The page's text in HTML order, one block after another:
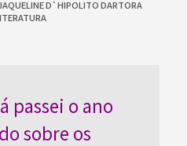
D`HIPOLITO DARTORA
passei o ano
sobre os